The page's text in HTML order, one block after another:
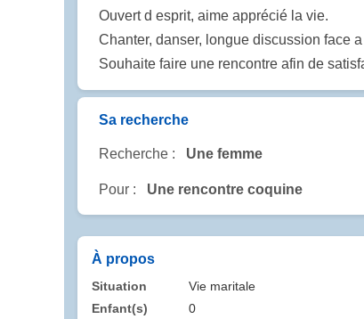
Ouvert d esprit, aime apprécié la vie.
Chanter, danser, longue discussion face a
Souhaite faire une rencontre afin de
Sa recherche
Recherche : Une femme
Pour : Une rencontre coquine
À propos
Situation
Vie maritale
Enfant(s)
0